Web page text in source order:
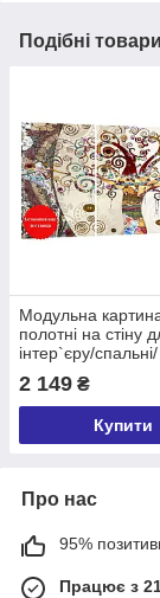
Подібні
Модульна
полотні на стіну
інтер`єру/спальні/
прихожої DK
100x180 см
2 149 ₴
Купити
Про нас
95%
Працює з